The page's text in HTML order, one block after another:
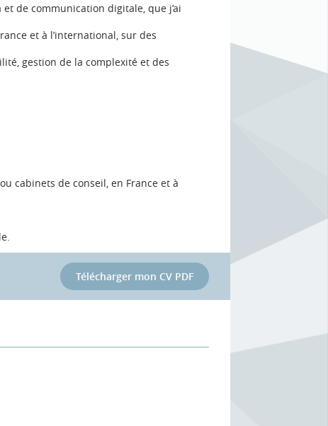
de communication digitale, que j’ai
et à l’international, sur des
gestion de la complexité et des
cabinets de conseil, en France et à
Télécharger mon CV PDF